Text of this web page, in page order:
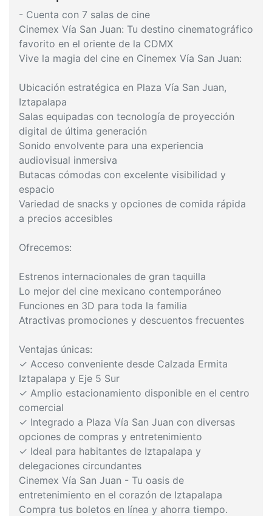
- Cuenta con 7 salas de cine
Cinemex Vía San Juan: Tu destino cinematográfico
favorito en el oriente de la CDMX
Vive la magia del cine en Cinemex Vía San Juan:
Ubicación estratégica en Plaza Vía San Juan,
Iztapalapa
Salas equipadas con tecnología de proyección
digital de última generación
Sonido envolvente para una experiencia
audiovisual inmersiva
Butacas cómodas con excelente visibilidad y
espacio
Variedad de snacks y opciones de comida rápida
a precios accesibles
Ofrecemos:
Estrenos internacionales de gran taquilla
Lo mejor del cine mexicano contemporáneo
Funciones en 3D para toda la familia
Atractivas promociones y descuentos frecuentes
Ventajas únicas:
✓ Acceso conveniente desde Calzada Ermita
Iztapalapa y Eje 5 Sur
✓ Amplio estacionamiento disponible en el centro
comercial
✓ Integrado a Plaza Vía San Juan con diversas
opciones de compras y entretenimiento
✓ Ideal para habitantes de Iztapalapa y
delegaciones circundantes
Cinemex Vía San Juan - Tu oasis de
entretenimiento en el corazón de Iztapalapa
Compra tus boletos en línea y ahorra tiempo.